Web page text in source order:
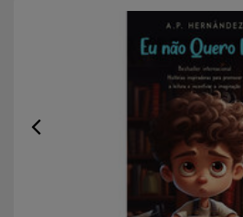
Previous